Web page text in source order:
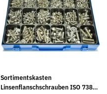
Sortimentskasten
Linsenflanschschrauben ISO 7380-